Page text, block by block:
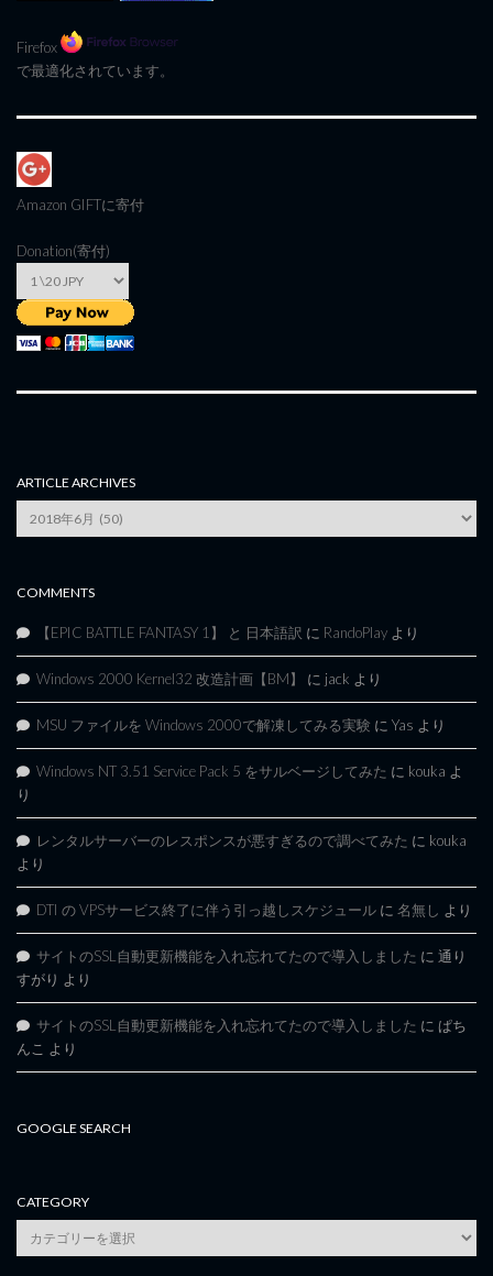
Firefox
で最適化されています。
Amazon GIFTに寄付
Donation(寄付)
ARTICLE ARCHIVES
Article
Archives
COMMENTS
【EPIC BATTLE FANTASY 1】 と 日本語訳 に RandoPlay より
Windows 2000 Kernel32 改造計画【BM】 に jack より
MSU ファイルを Windows 2000で解凍してみる実験 に Yas より
Windows NT 3.51 Service Pack 5 をサルベージしてみた に kouka よ
り
レンタルサーバーのレスポンスが悪すぎるので調べてみた に kouka
より
DTI の VPSサービス終了に伴う引っ越しスケジュール に 名無し より
サイトのSSL自動更新機能を入れ忘れてたので導入しました に 通り
すがり より
サイトのSSL自動更新機能を入れ忘れてたので導入しました に ぱち
んこ より
GOOGLE SEARCH
CATEGORY
category